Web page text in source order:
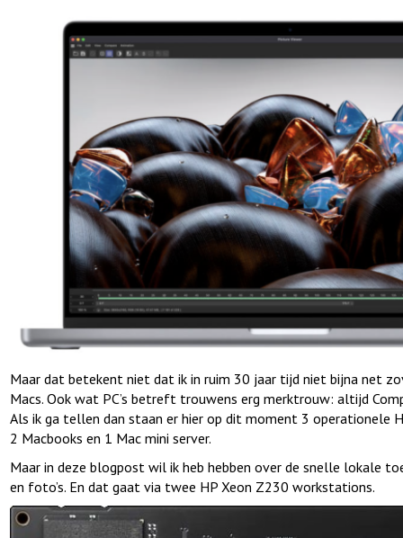
Maar dat betekent niet dat ik in ruim 30 jaar tijd niet bijna net
Macs. Ook wat PC’s betreft trouwens erg merktrouw: altijd
Als ik ga tellen dan staan er hier op dit moment 3 operationele
2 Macbooks en 1 Mac mini server.
Maar in deze blogpost wil ik heb hebben over de snelle lokale
en foto’s. En dat gaat via twee HP Xeon Z230 workstations.